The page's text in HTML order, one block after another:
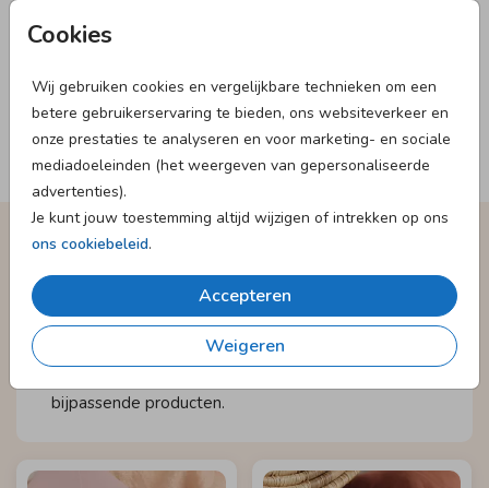
Cookies
Wij gebruiken cookies en vergelijkbare technieken om een
betere gebruikerservaring te bieden, ons websiteverkeer en
onze prestaties te analyseren en voor marketing- en sociale
mediadoeleinden (het weergeven van gepersonaliseerde
advertenties).
Je kunt jouw toestemming altijd wijzigen of intrekken op ons
ons cookiebeleid.
Accepteren
Weigeren
Volg ons op instagram
Alle producten voor na de geboorte,
passend bij je kaartje
bijpassende producten.